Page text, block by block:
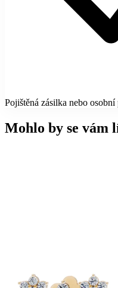
Pojištěná zásilka nebo osobní
Mohlo by se vám